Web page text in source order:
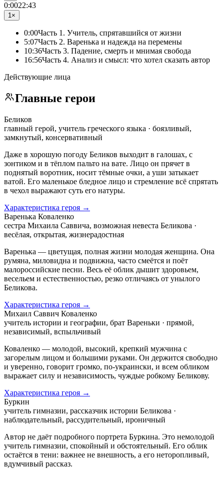
0:0022:43
1×
0:00Часть 1. Учитель, спрятавшийся от жизни
5:07Часть 2. Варенька и надежда на перемены
10:36Часть 3. Падение, смерть и мнимая свобода
16:56Часть 4. Анализ и смысл: что хотел сказать автор
Действующие лица
Главные герои
Беликов
главный герой, учитель греческого языка · боязливый,
замкнутый, консервативный
Даже в хорошую погоду Беликов выходит в галошах, с
зонтиком и в тёплом пальто на вате. Лицо он прячет в
поднятый воротник, носит тёмные очки, а уши затыкает
ватой. Его маленькое бледное лицо и стремление всё спрятать
в чехол выражают суть его натуры.
Характеристика героя →
Варенька Коваленко
сестра Михаила Саввича, возможная невеста Беликова ·
весёлая, открытая, жизнерадостная
Варенька — цветущая, полная жизни молодая женщина. Она
румяна, миловидна и подвижна, часто смеётся и поёт
малороссийские песни. Весь её облик дышит здоровьем,
весельем и естественностью, резко отличаясь от унылого
Беликова.
Характеристика героя →
Михаил Саввич Коваленко
учитель истории и географии, брат Вареньки · прямой,
независимый, вспыльчивый
Коваленко — молодой, высокий, крепкий мужчина с
загорелым лицом и большими руками. Он держится свободно
и уверенно, говорит громко, по-украински, и всем обликом
выражает силу и независимость, чуждые робкому Беликову.
Характеристика героя →
Буркин
учитель гимназии, рассказчик истории Беликова ·
наблюдательный, рассудительный, ироничный
Автор не даёт подробного портрета Буркина. Это немолодой
учитель гимназии, спокойный и обстоятельный. Его облик
остаётся в тени: важнее не внешность, а его неторопливый,
вдумчивый рассказ.